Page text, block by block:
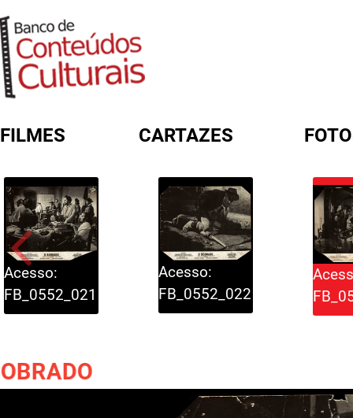
FILMES CARTAZES
Acesso:
FB_0552_021
Acesso:
FB_0552_022
O SOBRADO
FORMULÁRIO DE BUSCA